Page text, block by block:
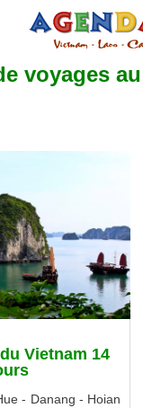
voyages
Vietnam 14
- Danang - Hoian